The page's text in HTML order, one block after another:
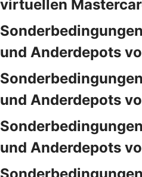
virtuellen
und Anderdepots
und Anderdepots
und Anderdepots